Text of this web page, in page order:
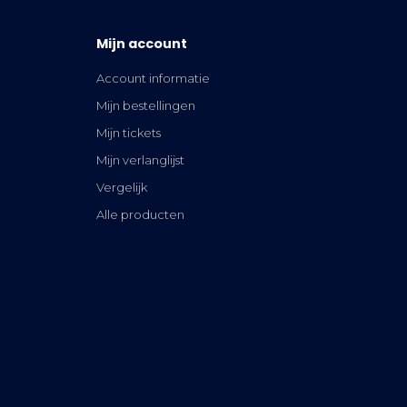
Mijn account
Account informatie
Mijn bestellingen
Mijn tickets
Mijn verlanglijst
Vergelijk
Alle producten